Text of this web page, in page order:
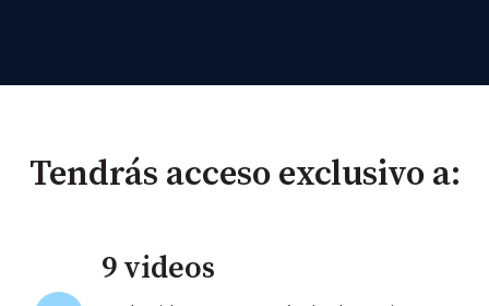
Tendrás acceso exclusivo a:
9 videos